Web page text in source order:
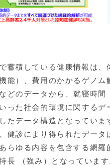
積している健康情報は
能）、費用のかかるゲノ
どのデータから、就寝時
った社会的環境に関する
たデータ構造となってい
健診により得られたデー
らゆる内容を包含する網
長 （強み）となっていま